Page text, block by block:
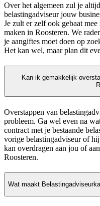
Over het algemeen zul je
belastingadviseur jouw
Je zult er zelf ook gebaat
maken in Roosteren. We
je aangiftes moet doen op
Het kan wel, maar plan dit
Kan ik gemakkelijk
Overstappen van
probleem. Ga wel even na
contract met je bestaande
vorige belastingadviseur of
kan overdragen aan jou of
Roosteren.
Wat maakt